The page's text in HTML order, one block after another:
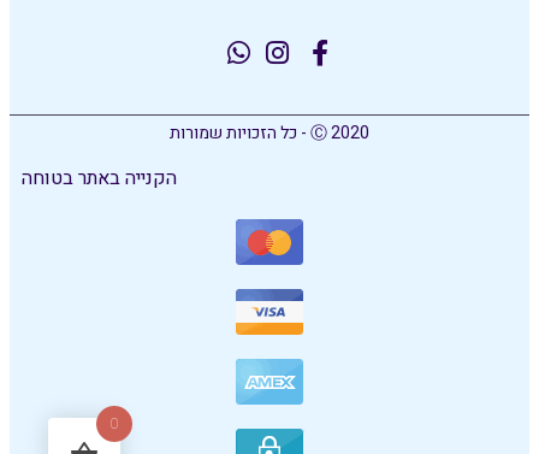
Ⓒ 2020 - כל הזכויות שמורות
הקנייה באתר בטוחה
0